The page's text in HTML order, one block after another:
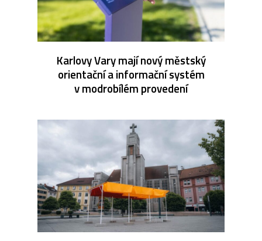
Karlovy Vary mají nový městský
orientační a informační systém
v modrobílém provedení